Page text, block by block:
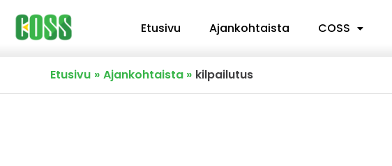
Siirry
sisältöön
Etusivu Ajankohtaista COSS
Etusivu Ajankohtaista kilpailutus